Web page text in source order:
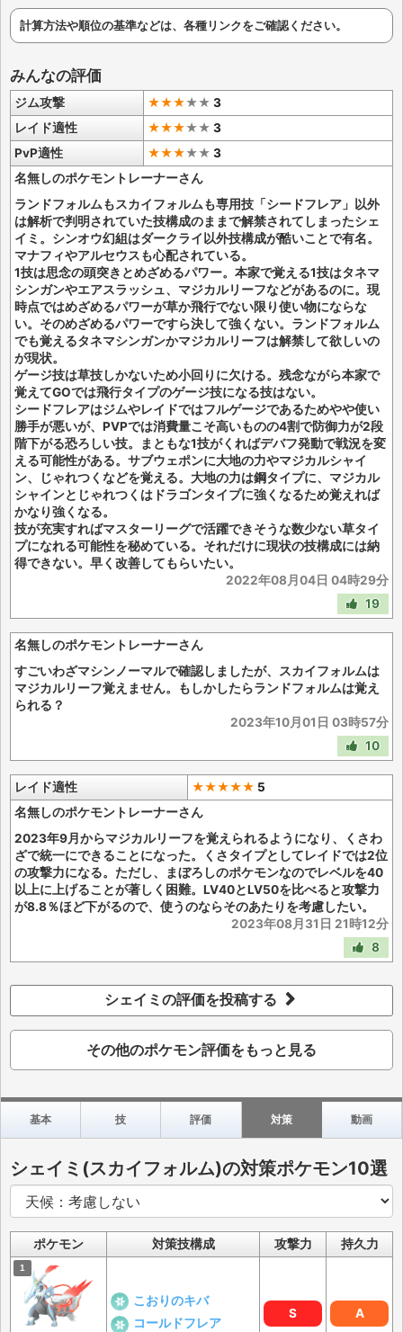
計算方法や順位の基準などは、各種リンクをご確認ください。
みんなの評価
ジム攻撃 ★★★★★ 3
レイド適性
★★★★★ 3
PvP適性
★★★★★ 3
名無しのポケモントレーナーさん
ランドフォルムもスカイフォルムも専用技「シードフレア」以外
は解析で判明されていた技構成のままで解禁されてしまったシェ
イミ。シンオウ幻組はダークライ以外技構成が酷いことで有名。
マナフィやアルセウスも心配されている。
1技は思念の頭突きとめざめるパワー。本家で覚える1技はタネマ
シンガンやエアスラッシュ、マジカルリーフなどがあるのに。現
時点ではめざめるパワーが草か飛行でない限り使い物にならな
い。そのめざめるパワーですら決して強くない。ランドフォルム
でも覚えるタネマシンガンかマジカルリーフは解禁して欲しいの
が現状。
ゲージ技は草技しかないため小回りに欠ける。残念ながら本家で
覚えてGOでは飛行タイプのゲージ技になる技はない。
シードフレアはジムやレイドではフルゲージであるためやや使い
勝手が悪いが、PVPでは消費量こそ高いものの4割で防御力が2段
階下がる恐ろしい技。まともな1技がくればデバフ発動で戦況を変
える可能性がある。サブウェポンに大地の力やマジカルシャイ
ン、じゃれつくなどを覚える。大地の力は鋼タイプに、マジカル
シャインとじゃれつくはドラゴンタイプに強くなるため覚えれば
かなり強くなる。
技が充実すればマスターリーグで活躍できそうな数少ない草タイ
プになれる可能性を秘めている。それだけに現状の技構成には納
得できない。早く改善してもらいたい。
2022年08月04日 04時29分
19
名無しのポケモントレーナーさん
すごいわざマシンノーマルで確認しましたが、スカイフォルムは
マジカルリーフ覚えません。もしかしたらランドフォルムは覚え
られる？
2023年10月01日 03時57分
10
レイド適性 ★★★★★ 5
名無しのポケモントレーナーさん
2023年9月からマジカルリーフを覚えられるようになり、くさわ
ざで統一にできることになった。くさタイプとしてレイドでは2位
の攻撃力になる。ただし、まぼろしのポケモンなのでレベルを40
以上に上げることが著しく困難。LV40とLV50を比べると攻撃力
が8.8％ほど下がるので、使うのならそのあたりを考慮したい。
2023年08月31日 21時12分
8
シェイミの評価を投稿する
その他のポケモン評価をもっと見る
基本 技 評価 対策 動画
シェイミ(スカイフォルム)の対策ポケモン10選
ポケモン 対策技構成 攻撃力 持久力
こおりのキバ
コールドフレア
S A